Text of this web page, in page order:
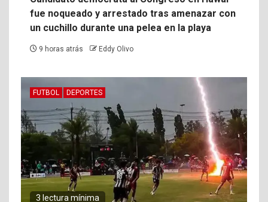
fue noqueado y arrestado tras amenazar con
un cuchillo durante una pelea en la playa
9 horas atrás Eddy Olivo
FUTBOL DEPORTES
3 lectura mínima